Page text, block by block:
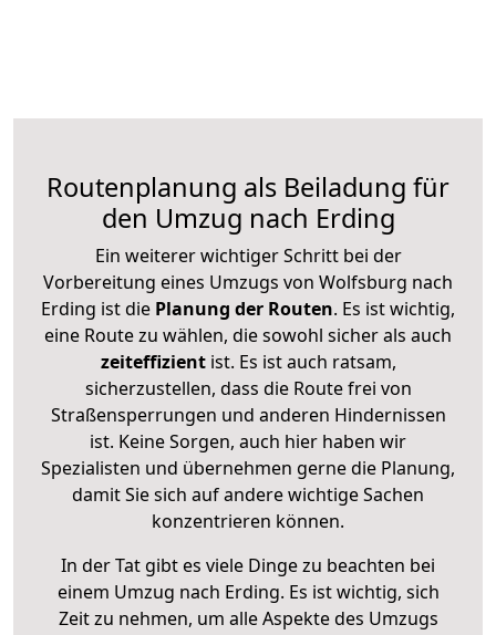
Routenplanung als Beiladung für
den Umzug nach Erding
Ein weiterer wichtiger Schritt bei der
Vorbereitung eines Umzugs von Wolfsburg nach
Erding ist die Planung der Routen. Es ist wichtig,
eine Route zu wählen, die sowohl sicher als auch
zeiteffizientist. Es ist auch ratsam,
sicherzustellen, dass die Route frei von
Straßensperrungen und anderen Hindernissen
ist. Keine Sorgen, auch hier haben wir
Spezialisten und übernehmen gerne die Planung,
damit Sie sich auf andere wichtige Sachen
konzentrieren können.
In der Tat gibt es viele Dinge zu beachten bei
einem Umzug nach Erding. Es ist wichtig, sich
Zeit zu nehmen, um alle Aspekte des Umzugs